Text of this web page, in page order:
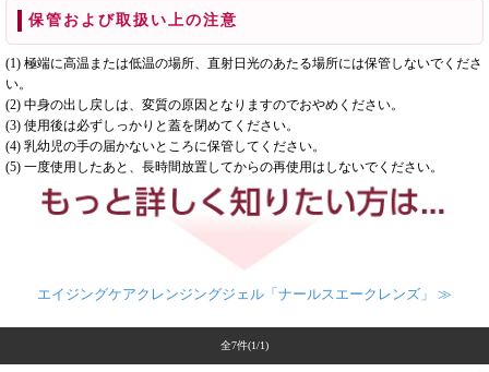
保管および取扱い上の注意
(1) 極端に高温または低温の場所、直射日光のあたる場所には保管しないでくださ
い。
(2) 中身の出し戻しは、変質の原因となりますのでおやめください。
(3) 使用後は必ずしっかりと蓋を閉めてください。
(4) 乳幼児の手の届かないところに保管してください。
(5) 一度使用したあと、長時間放置してからの再使用はしないでください。
エイジングケアクレンジングジェル「ナールスエークレンズ」 ≫
全7件(1/1)